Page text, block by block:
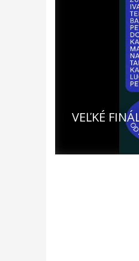
VEĽKÉ